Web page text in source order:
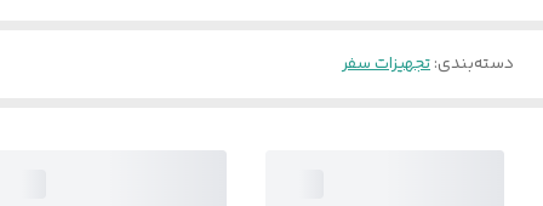
دسته‌بندی:تجهیزات سفر